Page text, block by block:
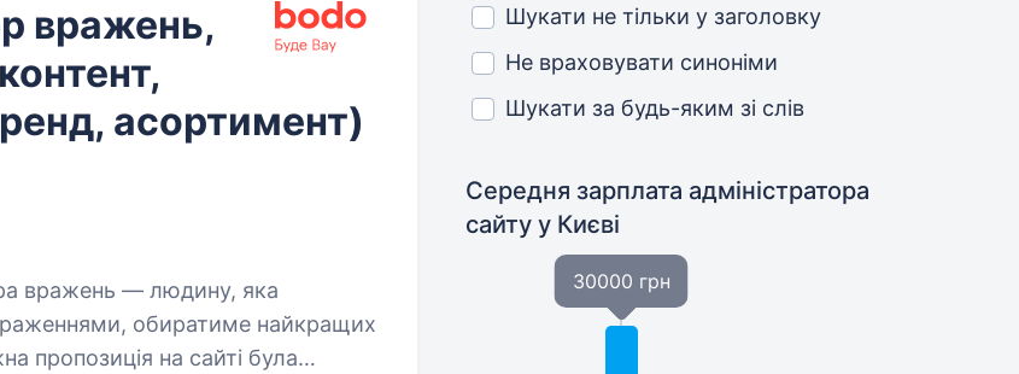
вражень,
асортимент)
обиратиме найкращих
пропозиція на сайті була
Шукати не тільки у заголовку
Не враховувати синоніми
Шукати за будь-яким зі слів
Середня зарплата адміністратора
сайтуу Києві
30000 грн